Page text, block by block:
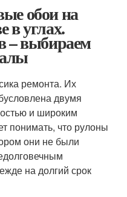
обои на
в углах.
– выбираем
ремонта. Их
двумя
и широким
понимать, что рулоны
они не были
на долгий срок